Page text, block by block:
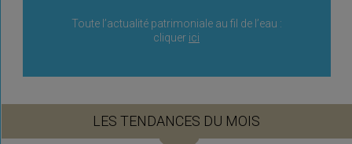
Toute l’actualité patrimoniale au fil de l’eau :
cliquer ici
LES TENDANCES DU MOIS